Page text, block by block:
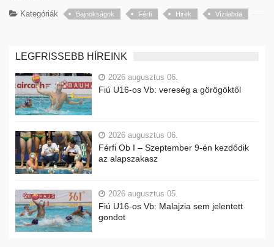
Kategóriák Bajnokságok Férfi Hirek Vízilabda
LEGFRISSEBB HÍREINK
2026 augusztus 06.
Fiú U16-os Vb: vereség a görögöktől
2026 augusztus 06.
Férfi Ob I – Szeptember 9-én kezdődik
az alapszakasz
2026 augusztus 05.
Fiú U16-os Vb: Malajzia sem jelentett
gondot